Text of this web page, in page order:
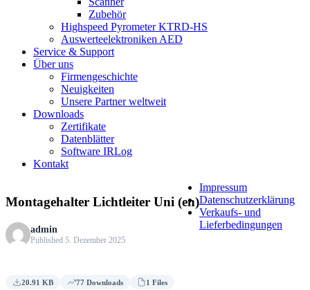
Zubehör
Highspeed Pyrometer KTRD-HS
Auswerteelektroniken AED
Service & Support
Über uns
Firmengeschichte
Neuigkeiten
Unsere Partner weltweit
Downloads
Zertifikate
Datenblätter
Software IRLog
Kontakt
Montagehalter Lichtleiter Uni (en)
admin
Published 5. Dezember 2025
20.91 KB 77 Downloads 1 Files
Impressum
Datenschutzerklärung
Verkaufs- und
Lieferbedingungen